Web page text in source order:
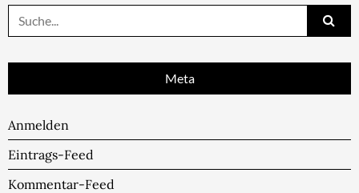
Suche
nach:
Meta
Anmelden
Eintrags-Feed
Kommentar-Feed